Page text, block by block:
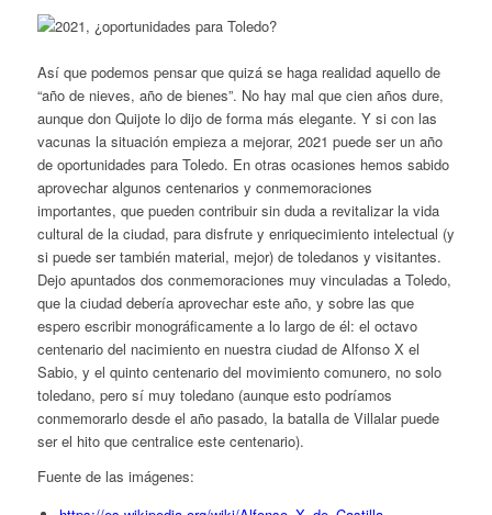
Así que podemos pensar que quizá se haga realidad aquello de
“año de nieves, año de bienes”. No hay mal que cien años dure,
aunque don Quijote lo dijo de forma más elegante. Y si con las
vacunas la situación empieza a mejorar, 2021 puede ser un año
de oportunidades para Toledo. En otras ocasiones hemos sabido
aprovechar algunos centenarios y conmemoraciones
importantes, que pueden contribuir sin duda a revitalizar la vida
cultural de la ciudad, para disfrute y enriquecimiento intelectual (y
si puede ser también material, mejor) de toledanos y visitantes.
Dejo apuntados dos conmemoraciones muy vinculadas a Toledo,
que la ciudad debería aprovechar este año, y sobre las que
espero escribir monográficamente a lo largo de él: el octavo
centenario del nacimiento en nuestra ciudad de Alfonso X el
Sabio, y el quinto centenario del movimiento comunero, no solo
toledano, pero sí muy toledano (aunque esto podríamos
conmemorarlo desde el año pasado, la batalla de Villalar puede
ser el hito que centralice este centenario).
Fuente de las imágenes: